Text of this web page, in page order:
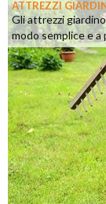
ATTREZZI
Gli attrezzi
modo semplice e